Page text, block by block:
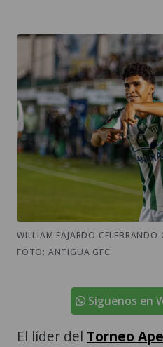
WILLIAM FAJARDO
FOTO: ANTIGUA GFC
Síguenos en
El líder del Torneo